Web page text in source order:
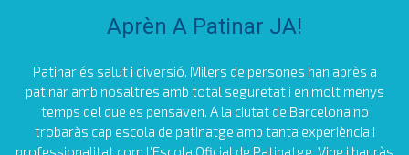
Aprèn A Patinar JA!
Patinar és salut i diversió. Milers de persones han après a
patinar amb nosaltres amb total seguretat i en molt menys
temps del que es pensaven. A la ciutat de Barcelona no
trobaràs cap escola de patinatge amb tanta experiència i
professionalitat com l'Escola Oficial de Patinatge. Vine i hauràs